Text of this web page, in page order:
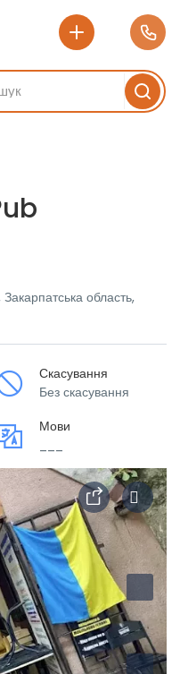
область,
Скасування
Без скасування
Мови